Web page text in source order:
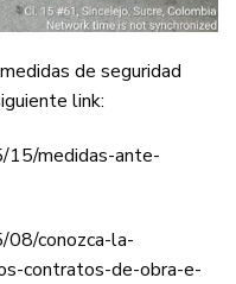
de seguridad
link:
medidas-ante-
conozca-la-
contratos-de-obra-e-